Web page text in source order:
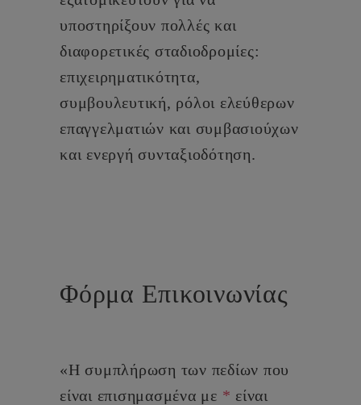
υποστηρίξουν πολλές και
διαφορετικές σταδιοδρομίες:
επιχειρηματικότητα,
συμβουλευτική, ρόλοι ελεύθερων
επαγγελματιών και συμβασιούχων
και ενεργή συνταξιοδότηση.
Φόρμα Επικοινωνίας
«Η συμπλήρωση των πεδίων που
είναι επισημασμένα με * είναι